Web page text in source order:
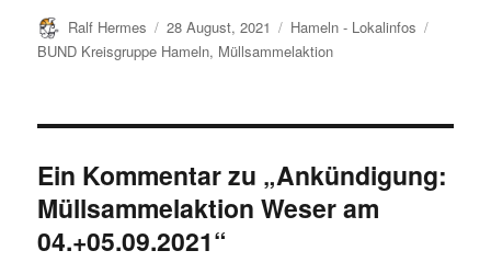
Autor
Ralf Hermes
Veröffentlicht
am
28 August, 2021 Kategorien
Hameln - Lokalinfos
BUND Kreisgruppe Hameln, Müllsammelaktion
Ein Kommentar zu „Ankündigung:
Müllsammelaktion Weser am
04.+05.09.2021“